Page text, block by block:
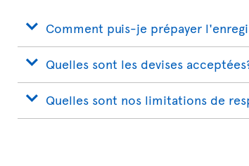
Comment puis-je prépayer
Quelles sont les devises
Quelles sont nos limitations de